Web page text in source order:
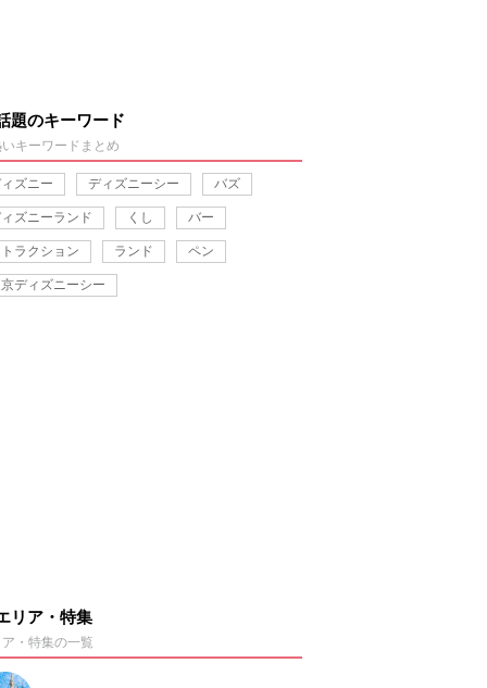
題のキーワード
キーワードまとめ
ズニー ディズニーシー バズ
ズニーランド くし バー
ラクション ランド ペン
ディズニーシー
リア・特集
・特集の一覧